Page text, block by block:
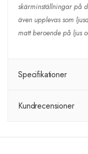
skärminställningar på
även upplevas som
matt beroende på ljus
Specifikationer
Kundrecensioner